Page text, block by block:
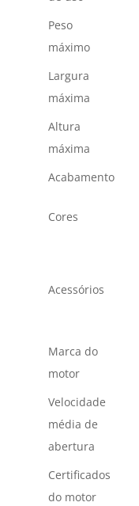
Peso
máximo
Largura
máxima
Altura
máxima
Acabamento
Cores
Acessórios
Marca do
motor
Velocidade
média de
abertura
Certificados
do motor